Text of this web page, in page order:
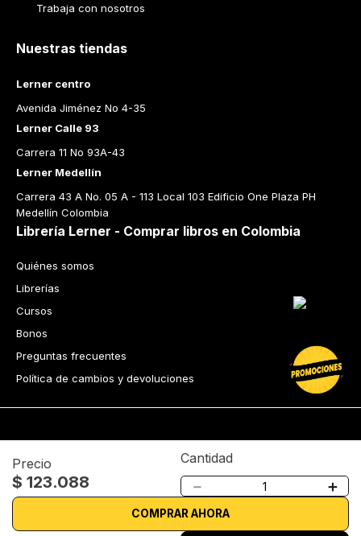
Precio
$ 123.088
Cantidad
＋
－
COMPRAR AHORA
Trabaja con nosotros
Nuestras tiendas
Lerner centro
Avenida Jiménez No 4-35
Lerner Calle 93
Carrera 11 No 93A-43
Lerner Medellín
Carrera 43 A No. 05 A - 113 Local 103 Edificio One Plaza PH
Medellín Colombia
Librería Lerner - Comprar libros en Colombia
Quiénes somos
Librerías
Cursos
Bonos
Preguntas frecuentes
Política de cambios y devoluciones
Tecnología
Términos y condicionesPolítica de privacidad